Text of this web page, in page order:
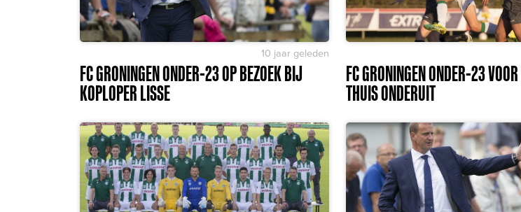
10 jaar geleden
FC GRONINGEN ONDER-23 OP BEZOEK BIJ
KOPLOPER LISSE
FC GRONINGEN ONDER-23
THUIS ONDERUIT